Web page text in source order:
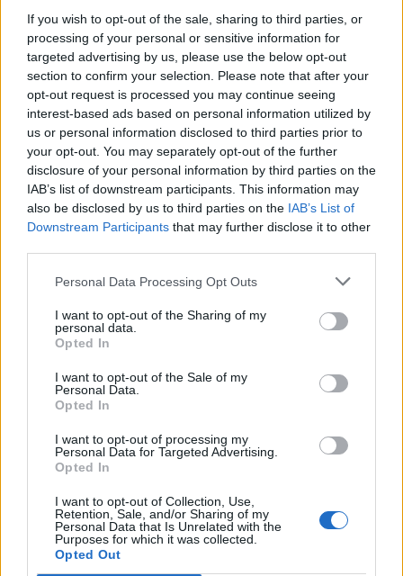
If you wish to opt-out of the sale, sharing to third parties, or
processing of your personal or sensitive information for
targeted advertising by us, please use the below opt-out
section to confirm your selection. Please note that after your
opt-out request is processed you may continue seeing
interest-based ads based on personal information utilized by
us or personal information disclosed to third parties prior to
your opt-out. You may separately opt-out of the further
disclosure of your personal information by third parties on the
IAB’s list of downstream participants. This information may
also be disclosed by us to third parties on the IAB’s List of
Downstream Participants that may further disclose it to other
Personal Data Processing Opt Outs
I want to opt-out of the Sharing of my
personal data.
Opted In
I want to opt-out of the Sale of my
Personal Data.
Opted In
I want to opt-out of processing my
Personal Data for Targeted Advertising.
Opted In
I want to opt-out of Collection, Use,
Retention, Sale, and/or Sharing of my
Personal Data that Is Unrelated with the
Purposes for which it was collected.
Opted Out
brottslighet.
Om staten skulle ha obegränsad rätt att utse
och avskeda domare, skulle nämligen detta
leda till domare som av rädsla för att bli av
med sin försörjning skulle gå i statens ledband
och döma som de styrande vill.
En av de viktigaste garantierna för att domarna
verkligen sköter sitt arbete och upprätthåller lag
och likhet inför lagen, är att det finns fria och
oberoende advokater.
advokaterna inte vara beroende av staten för sin
försörjning eftersom de då kan misstänkas agera
En oberoende advokatkår har som sin mest
grundläggande uppgift att utan
ovidkommande hänsyn företräda sina klienter
och garantera att allting som talar till
klientens förmån kommer fram.
Advokaterna ska under tystnadsplikt värna
klientens rättigheter och hjälpa denne när